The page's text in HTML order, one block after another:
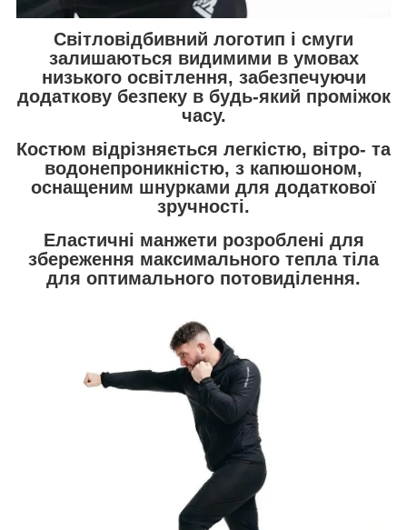
Світловідбивний логотип і смуги
залишаються видимими в умовах
низького освітлення, забезпечуючи
додаткову безпеку в будь-який проміжок
часу.
Костюм відрізняється легкістю, вітро- та
водонепроникністю, з капюшоном,
оснащеним шнурками для додаткової
зручності.
Еластичні манжети розроблені для
збереження максимального тепла тіла
для оптимального потовиділення.